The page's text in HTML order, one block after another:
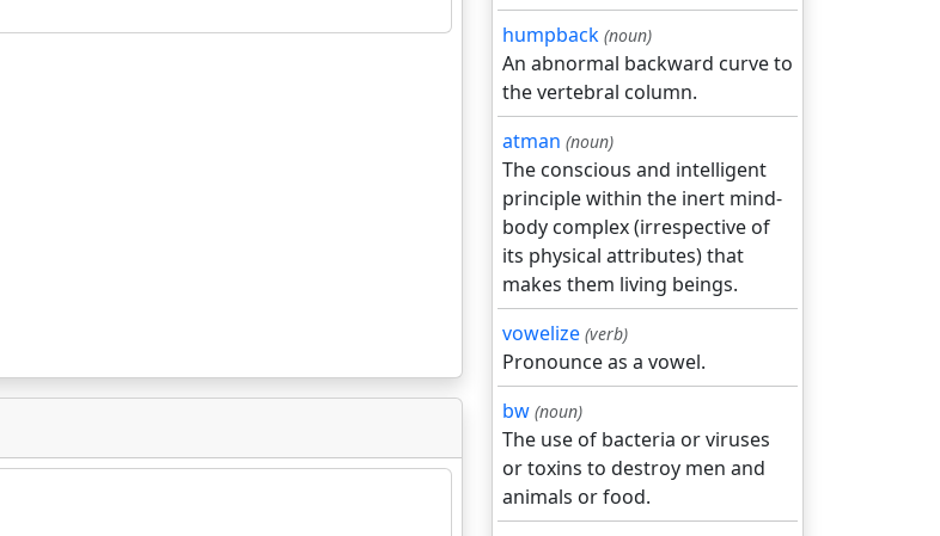
humpback (noun)
An abnormal backward curve to
the vertebral column.
atman (noun)
The conscious and intelligent
principle within the inert mind-
body complex (irrespective of
its physical attributes) that
makes them living beings.
vowelize (verb)
Pronounce as a vowel.
bw (noun)
The use of bacteria or viruses
or toxins to destroy men and
animals or food.